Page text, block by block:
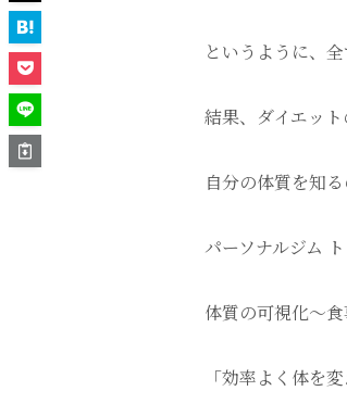
というように、
結果、ダイエッ
自分の体質を知
パーソナルジム
体質の可視化〜
「効率よく体を